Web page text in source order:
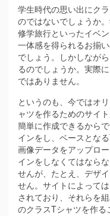
学生時代の思い出にク
のではないでしょうか。
修学旅行といったイベ
一体感を得られるお揃
でしょう。しかしなが
るのでしょうか。実際
ではありません。
というのも、今ではオ
ャツを作るためのサイ
簡単に作成できるから
インをし、ベースとな
画像データをアップロ
インをしなくてはなら
せんが、たとえ、デザ
せん。サイトによって
されており、それらを
のクラスTシャツを作る